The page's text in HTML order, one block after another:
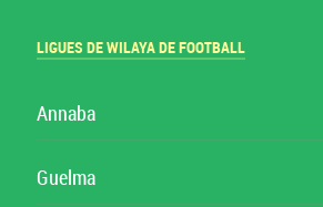
LIGUES DE WILAYA DE FOOTBALL
Annaba
Guelma